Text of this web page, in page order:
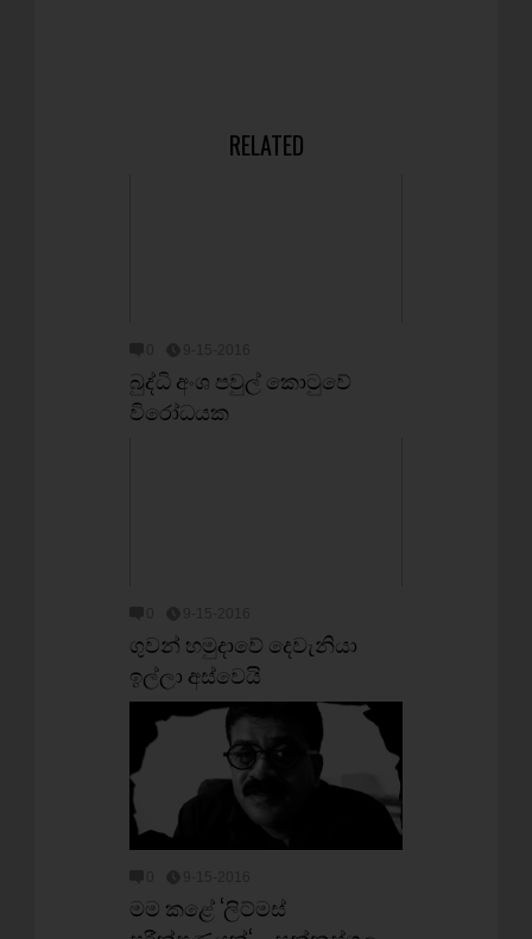
RELATED
බුද්ධි අංශ පවුල් කොටුවේ
විරෝධයක
ගුවන් හමුදාවේ දෙවැනියා
ඉල්ලා අස්වෙයි
මම කළේ ‘ලිට්මස්